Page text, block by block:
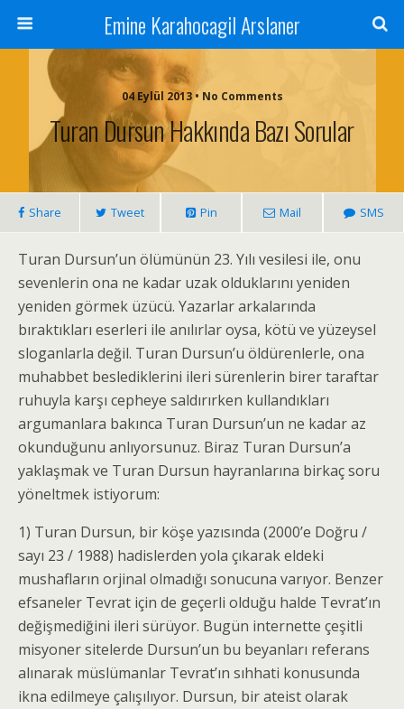
Emine Karahocagil Arslaner
04 Eylül 2013 • No Comments
Turan Dursun Hakkında Bazı Sorular
Share Tweet Pin Mail SMS
Turan Dursun’un ölümünün 23. Yılı vesilesi ile, onu
sevenlerin ona ne kadar uzak olduklarını yeniden
yeniden görmek üzücü. Yazarlar arkalarında
bıraktıkları eserleri ile anılırlar oysa, kötü ve yüzeysel
sloganlarla değil. Turan Dursun’u öldürenlerle, ona
muhabbet beslediklerini ileri sürenlerin birer taraftar
ruhuyla karşı cepheye saldırırken kullandıkları
argumanlara bakınca Turan Dursun’un ne kadar az
okunduğunu anlıyorsunuz. Biraz Turan Dursun’a
yaklaşmak ve Turan Dursun hayranlarına birkaç soru
yöneltmek istiyorum:
1) Turan Dursun, bir köşe yazısında (2000’e Doğru /
sayı 23 / 1988) hadislerden yola çıkarak eldeki
mushafların orjinal olmadığı sonucuna varıyor. Benzer
efsaneler Tevrat için de geçerli olduğu halde Tevrat’ın
değişmediğini ileri sürüyor. Bugün internette çeşitli
misyoner sitelerde Dursun’un bu beyanları referans
alınarak müslümanlar Tevrat’ın sıhhati konusunda
ikna edilmeye çalışılıyor. Dursun, bir ateist olarak